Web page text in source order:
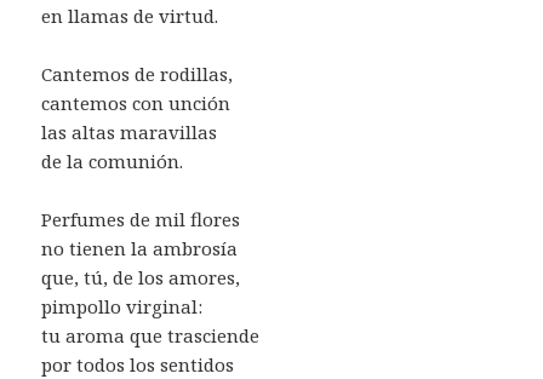
en llamas de virtud.
Cantemos de rodillas,
cantemos con unción
las altas maravillas
de la comunión.
Perfumes de mil flores
no tienen la ambrosía
que, tú, de los amores,
pimpollo virginal:
tu aroma que trasciende
por todos los sentidos